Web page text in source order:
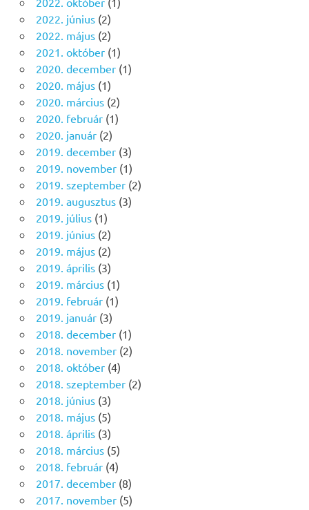
2022. június(2)
2022. május(2)
2021. október(1)
2020. december(1)
2020. május(1)
2020. március(2)
2020. február(1)
2020. január(2)
2019. december(3)
2019. november(1)
2019. szeptember(2)
2019. augusztus(3)
2019. július(1)
2019. június(2)
2019. május(2)
2019. április(3)
2019. március(1)
2019. február(1)
2019. január(3)
2018. december(1)
2018. november(2)
2018. október(4)
2018. szeptember(2)
2018. június(3)
2018. május(5)
2018. április(3)
2018. március(5)
2018. február(4)
2017. december(8)
2017. november(5)